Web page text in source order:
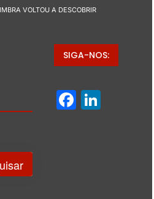
VOLTOU A DESCOBRIR
SIGA-NOS: